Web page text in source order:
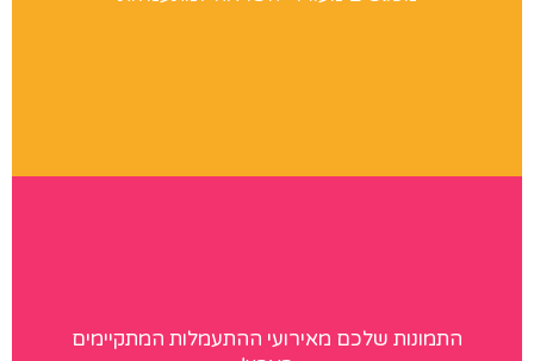
התמונות שלכם מאירועי ההתעמלות המתקיימים